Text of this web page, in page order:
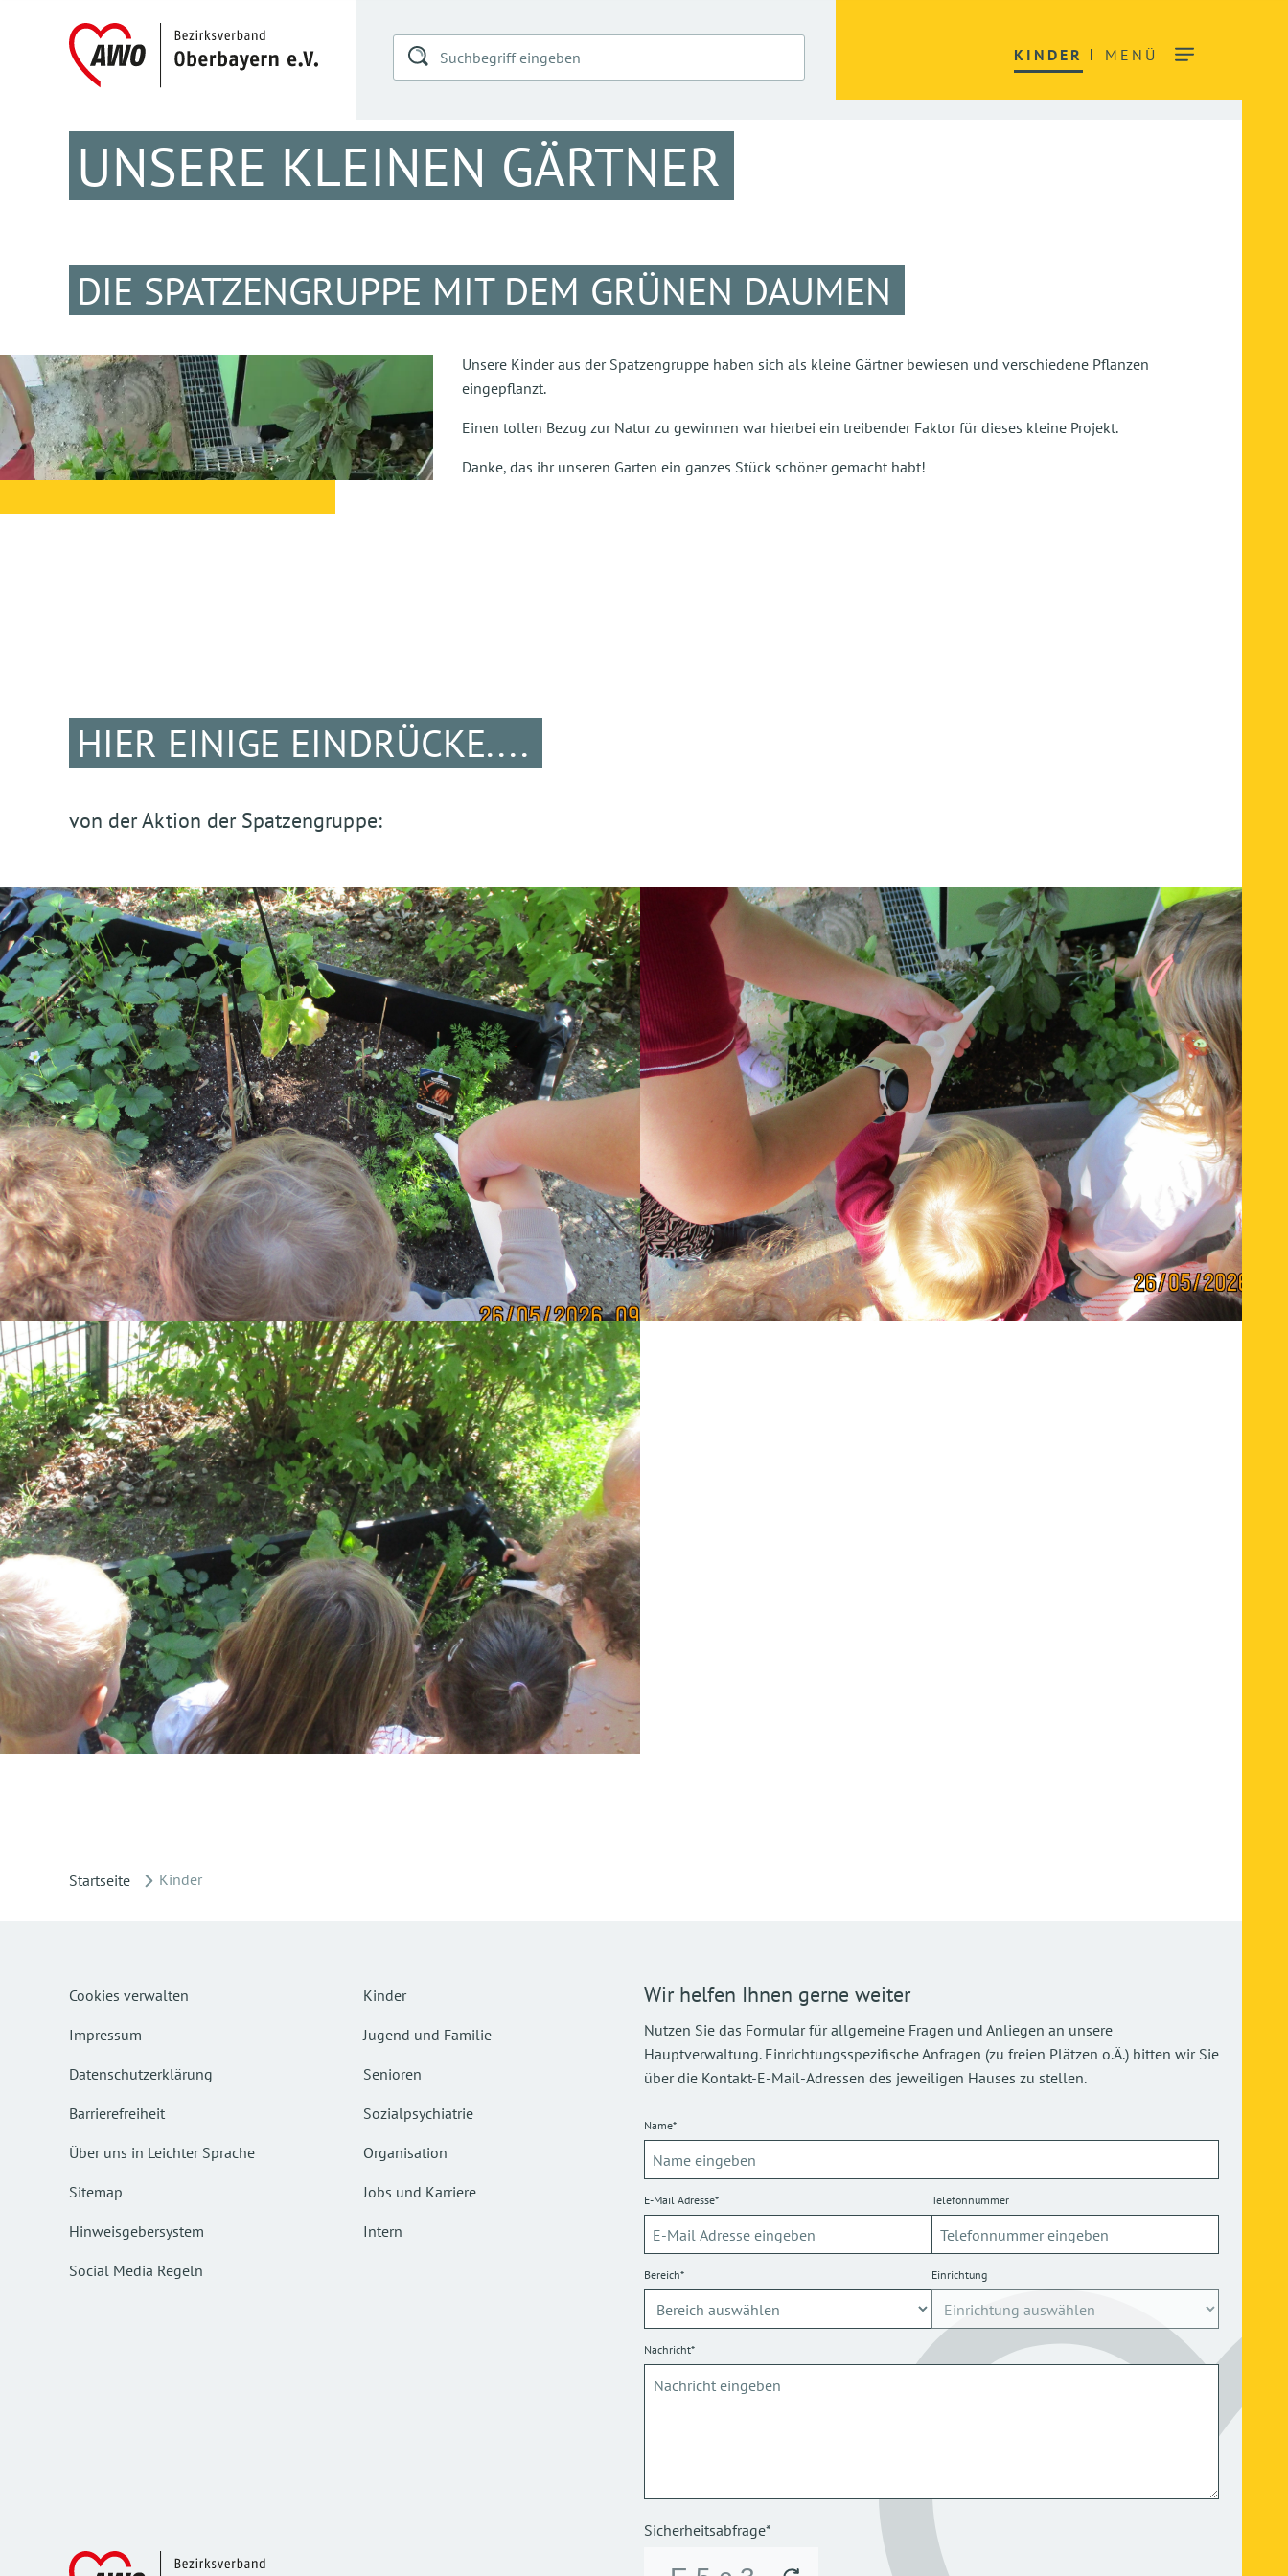
KINDER MENÜ
UNSERE KLEINEN GÄRTNER
DIE SPATZENGRUPPE MIT DEM GRÜNEN DAUMEN
Unsere Kinder aus der Spatzengruppe haben sich als kleine Gärtner bewiesen und verschiedene Pflanzen
eingepflanzt.
Einen tollen Bezug zur Natur zu gewinnen war hierbei ein treibender Faktor für dieses kleine Projekt.
Danke, das ihr unseren Garten ein ganzes Stück schöner gemacht habt!
HIER EINIGE EINDRÜCKE....
von der Aktion der Spatzengruppe:
Startseite Kinder
Cookies verwalten
Impressum
Datenschutzerklärung
Barrierefreiheit
Über uns in Leichter Sprache
Sitemap
Hinweisgebersystem
Social Media Regeln
Kinder
Jugend und Familie
Senioren
Sozialpsychiatrie
Organisation
Jobs und Karriere
Intern
Wir helfen Ihnen gerne weiter
Nutzen Sie das Formular für allgemeine Fragen und Anliegen an unsere
Hauptverwaltung. Einrichtungsspezifische Anfragen (zu freien Plätzen o.Ä.) bitten wir Sie
über die Kontakt-E-Mail-Adressen des jeweiligen Hauses zu stellen.
Name*
E-Mail Adresse* Telefonnummer
Bereich* Einrichtung
Nachricht*
Sicherheitsabfrage*